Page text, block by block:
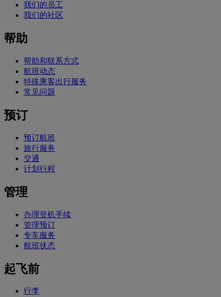
我们的员工
我们的社区
帮助
帮助和联系方式
航班动态
特殊乘客出行服务
常见问题
预订
预订航班
旅行服务
交通
计划行程
管理
办理登机手续
管理预订
专车服务
航班状态
起飞前
行李